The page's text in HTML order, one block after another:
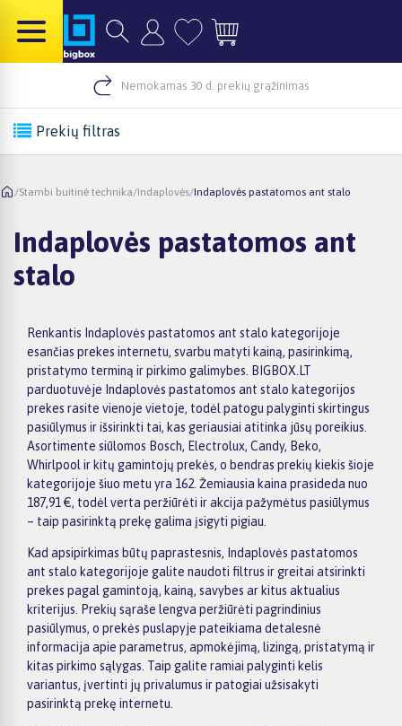
Nemokamas 30 d. prekių grąžinimas
Prekių filtras
/Stambi buitinė technika/Indaplovės/Indaplovės pastatomos ant stalo
Indaplovės pastatomos ant
stalo
Renkantis Indaplovės pastatomos ant stalo kategorijoje
esančias prekes internetu, svarbu matyti kainą, pasirinkimą,
pristatymo terminą ir pirkimo galimybes. BIGBOX.LT
parduotuvėje Indaplovės pastatomos ant stalo kategorijos
prekes rasite vienoje vietoje, todėl patogu palyginti skirtingus
pasiūlymus ir išsirinkti tai, kas geriausiai atitinka jūsų poreikius.
Asortimente siūlomos Bosch, Electrolux, Candy, Beko,
Whirlpool ir kitų gamintojų prekės, o bendras prekių kiekis šioje
kategorijoje šiuo metu yra 162. Žemiausia kaina prasideda nuo
187,91 €, todėl verta peržiūrėti ir akcija pažymėtus pasiūlymus
– taip pasirinktą prekę galima įsigyti pigiau.
Kad apsipirkimas būtų paprastesnis, Indaplovės pastatomos
ant stalo kategorijoje galite naudoti filtrus ir greitai atsirinkti
prekes pagal gamintoją, kainą, savybes ar kitus aktualius
kriterijus. Prekių sąraše lengva peržiūrėti pagrindinius
pasiūlymus, o prekės puslapyje pateikiama detalesnė
informacija apie parametrus, apmokėjimą, lizingą, pristatymą ir
kitas pirkimo sąlygas. Taip galite ramiai palyginti kelis
variantus, įvertinti jų privalumus ir patogiai užsisakyti
pasirinktą prekę internetu.